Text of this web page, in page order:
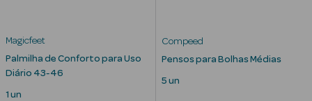
Protetores
Solares para
Lábios
Magicfeet
Palmilha de Conforto para Uso
Diário 43-46
1 un
Compeed
Pensos para Bolhas Médias
5 un